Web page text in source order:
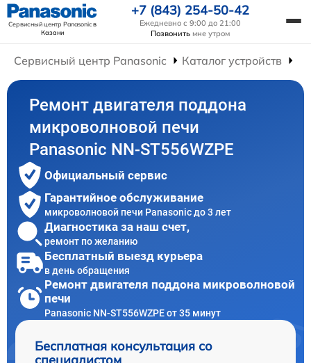
Сервисный центр Panasonicв
Казани
+7 (843) 254-50-42
Ежедневно с 9:00 до 21:00
Позвонить мне утром
Сервисный центр Panasonic Каталог устройств
Ремонт двигателя поддона
микроволновой печи
Panasonic NN-ST556WZPE
Официальный сервис
Гарантийное обслуживание
микроволновой печи Panasonic до 3 лет
Диагностика за наш счет,
ремонт по желанию
Бесплатный выезд курьера
в день обращения
Ремонт двигателя поддона микроволновой
печи
Panasonic NN-ST556WZPE от 35 минут
Бесплатная консультация со